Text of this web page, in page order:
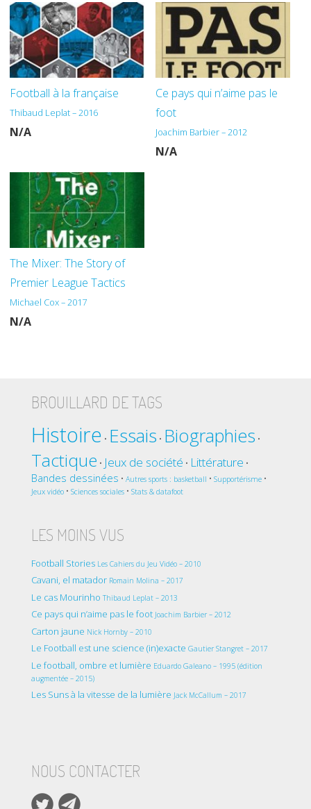
Football à la française
Thibaud Leplat – 2016
N/A
Ce pays qui n’aime pas le
foot
Joachim Barbier – 2012
N/A
The Mixer: The Story of
Premier League Tactics
Michael Cox – 2017
N/A
BROUILLARD DE TAGS
Histoire • Essais • Biographies •
Tactique • Jeux de société • Littérature •
Bandes dessinées • Autres sports : basketball • Supportérisme•
Jeux vidéo• Sciences sociales• Stats & datafoot
LES MOINS VUS
Football Stories Les Cahiers du Jeu Vidéo – 2010
Cavani, el matador Romain Molina – 2017
Le cas Mourinho Thibaud Leplat – 2013
Ce pays qui n’aime pas le foot Joachim Barbier – 2012
Carton jaune Nick Hornby – 2010
Le Football est une science (in)exacte Gautier Stangret – 2017
Le football, ombre et lumière Eduardo Galeano – 1995 (édition
augmentée – 2015)
Les Suns à la vitesse de la lumière Jack McCallum – 2017
NOUS CONTACTER